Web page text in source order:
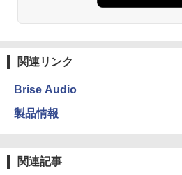
関連リンク
Brise Audio
製品情報
関連記事